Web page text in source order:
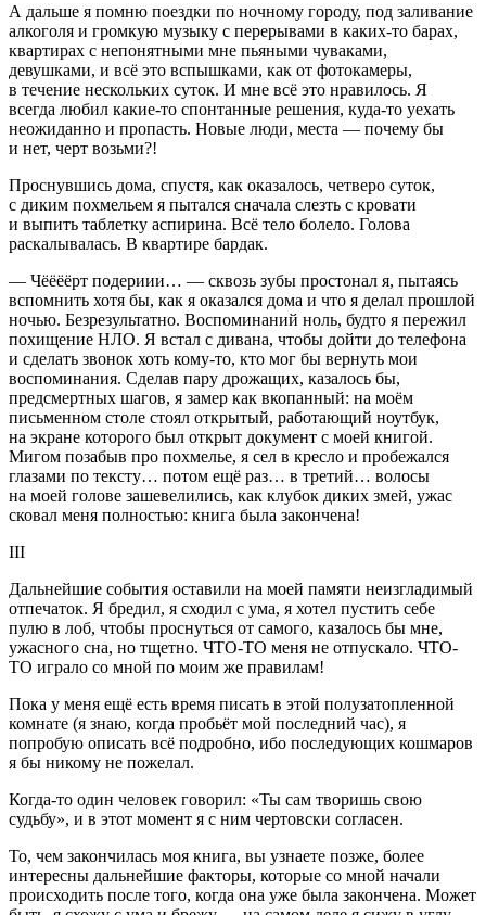
А дальше я помню поездки по ночному городу, под заливание
алкоголя и громкую музыку с перерывами в каких-то барах,
квартирах с непонятными мне пьяными чуваками,
девушками, и всё это вспышками, как от фотокамеры,
в течение нескольких суток. И мне всё это нравилось. Я
всегда любил какие-то спонтанные решения, куда-то уехать
неожиданно и пропасть. Новые люди, места — почему бы
и нет, черт возьми?!
Проснувшись дома, спустя, как оказалось, четверо суток,
с диким похмельем я пытался сначала слезть с кровати
и выпить таблетку аспирина. Всё тело болело. Голова
раскалывалась. В квартире бардак.
— Чёёёёрт подериии… — сквозь зубы простонал я, пытаясь
вспомнить хотя бы, как я оказался дома и что я делал прошлой
ночью. Безрезультатно. Воспоминаний ноль, будто я пережил
похищение НЛО. Я встал с дивана, чтобы дойти до телефона
и сделать звонок хоть кому-то, кто мог бы вернуть мои
воспоминания. Сделав пару дрожащих, казалось бы,
предсмертных шагов, я замер как вкопанный: на моём
письменном столе стоял открытый, работающий ноутбук,
на экране которого был открыт документ с моей книгой.
Мигом позабыв про похмелье, я сел в кресло и пробежался
глазами по тексту… потом ещё раз… в третий… волосы
на моей голове зашевелились, как клубок диких змей, ужас
сковал меня полностью: книга была закончена!
III
Дальнейшие события оставили на моей памяти неизгладимый
отпечаток. Я бредил, я сходил с ума, я хотел пустить себе
пулю в лоб, чтобы проснуться от самого, казалось бы мне,
ужасного сна, но тщетно. ЧТО-ТО меня не отпускало. ЧТО-
ТО играло со мной по моим же правилам!
Пока у меня ещё есть время писать в этой полузатопленной
комнате (я знаю, когда пробьёт мой последний час), я
попробую описать всё подробно, ибо последующих кошмаров
я бы никому не пожелал.
Когда-то один человек говорил: «Ты сам творишь свою
судьбу», и в этот момент я с ним чертовски согласен.
То, чем закончилась моя книга, вы узнаете позже, более
интересны дальнейшие факторы, которые со мной начали
происходить после того, когда она уже была закончена. Может